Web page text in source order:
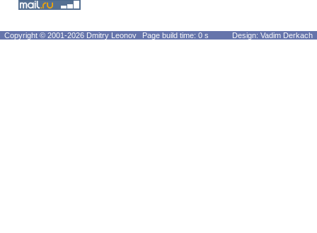
Copyright © 2001-2026 Dmitry Leonov Page build time: 0 s Design: Vadim Derkach